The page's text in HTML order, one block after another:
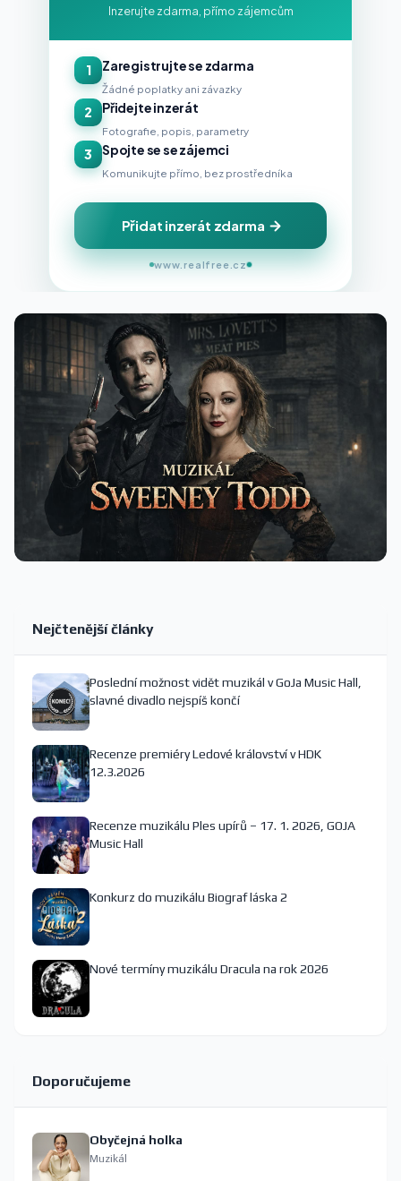
Inzerujte zdarma, přímo zájemcům
1 Zaregistrujte se zdarma
Žádné poplatky ani závazky
2 Přidejte inzerát
Fotografie, popis, parametry
3 Spojte se se zájemci
Komunikujte přímo, bez prostředníka
Přidat inzerát zdarma
www.realfree.cz
Nejčtenější články
Poslední možnost vidět muzikál v GoJa Music Hall,
slavné divadlo nejspíš končí
Recenze premiéry Ledové království v HDK
12.3.2026
Recenze muzikálu Ples upírů – 17. 1. 2026, GOJA
Music Hall
Konkurz do muzikálu Biograf láska 2
Nové termíny muzikálu Dracula na rok 2026
Doporučujeme
Obyčejná holka
Muzikál